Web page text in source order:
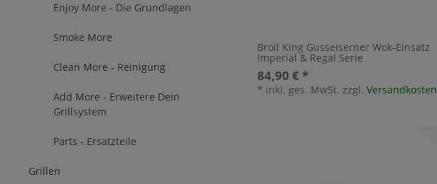
Enjoy More - Die Grundlagen
Smoke More
Clean More - Reinigung
Add More - Erweitere Dein
Grillsystem
Parts - Ersatzteile
Grillen
Broil King Gusseiserner Wok-Einsatz
Imperial & Regal Serie
84,90 € *
* inkl. ges. MwSt. zzgl.Versandkosten